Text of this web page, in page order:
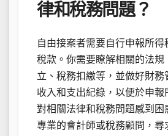
律和稅務問題？
自由接案者需要自行申報所得
稅款。你需要瞭解相關的法規
立、稅務扣繳等，並做好財務
收入和支出紀錄，以便於申報
對相關法律和稅務問題感到困
專業的會計師或稅務顧問，尋